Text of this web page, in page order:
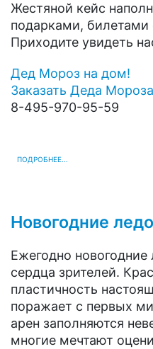
Жестяной кейс
подарками, билетами
Приходите увидеть
Дед Мороз на дом!
Заказать Деда
8-495-970-95-59
ПОДРОБНЕЕ...
Новогодние
Ежегодно
сердца зрителей.
пластичность
поражает с первых
арен заполняются
многие мечтают